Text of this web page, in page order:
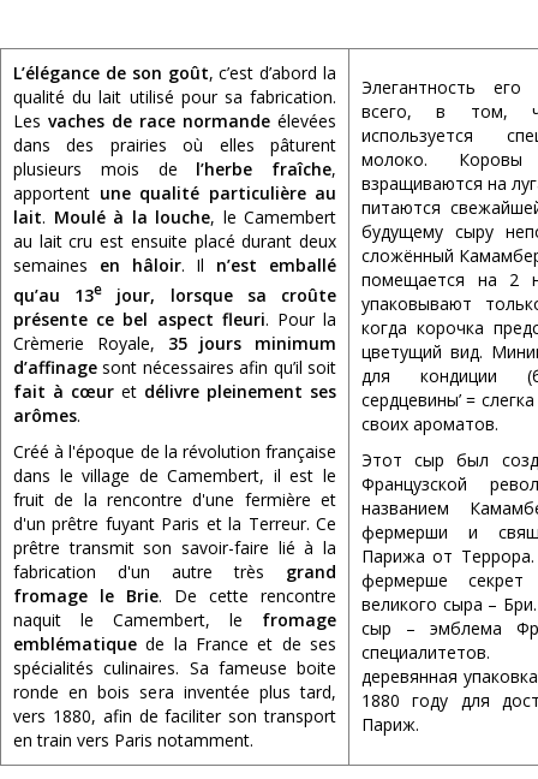
L’élégance de son goût, c’est d’abord la
qualité du lait utilisé pour sa fabrication.
Les vaches de race normande élevées
dans des prairies où elles pâturent
plusieurs mois de l’herbe fraîche,
apportent une qualité particulière au
lait. Moulé à la louche, le Camembert
au lait cru est ensuite placé durant deux
semaines en hâloir. Il n’est emballé
qu’au 13e
jour, lorsque sa croûte
présente ce bel aspect fleuri. Pour la
Crèmerie Royale, 35 jours minimum
d’affinage sont nécessaires afin qu’il soit
fait à cœur et délivre pleinement ses
arômes.
Créé à l'époque de la révolution française
dans le village de Camembert, il est le
fruit de la rencontre d'une fermière et
d'un prêtre fuyant Paris et la Terreur. Ce
prêtre transmit son savoir-faire lié à la
fabrication d'un autre très grand
fromage le Brie. De cette rencontre
naquit le Camembert, le fromage
emblématique de la France et de ses
spécialités culinaires. Sa fameuse boite
ronde en bois sera inventée plus tard,
vers 1880, afin de faciliter son transport
en train vers Paris notamment.
Элегантность
всего, в том,
используется
молоко. Коровы
взращиваются на
питаются
будущему сыру
сложённый
помещается на 2
упаковывают
когда корочка
цветущий вид.
для кондиции
сердцевины’ =
своих ароматов.
Этот сыр был
Французской
названием
фермерши и
Парижа от
фермерше секрет
великого сыра –
сыр – эмблема
специалитетов.
деревянная
1880 году для
Париж.